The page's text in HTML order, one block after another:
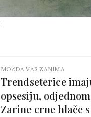
MOŽDA VAS ZANIMA
Trendseterice
opsesiju,
Zarine crne hlače